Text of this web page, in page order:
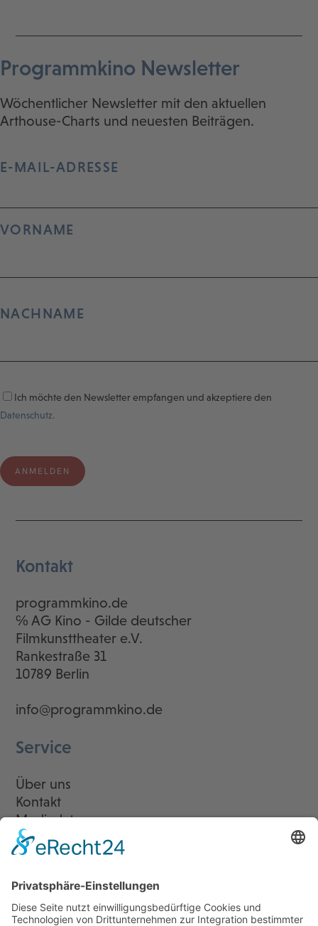
Programmkino Newsletter
Wöchentlicher Newsletter mit den aktuellen
Arthouse-Charts und neuesten Beiträgen.
E-MAIL-ADRESSE
VORNAME
NACHNAME
Ich möchte den Newsletter empfangen und akzeptiere den
Datenschutz.
Kontakt
programmkino.de
℅ AG Kino - Gilde deutscher
Filmkunsttheater e.V.
Rankestraße 31
10789 Berlin
info@programmkino.de
Service
Über uns
Kontakt
Mediadaten
Newsletter
LogIn
Legal